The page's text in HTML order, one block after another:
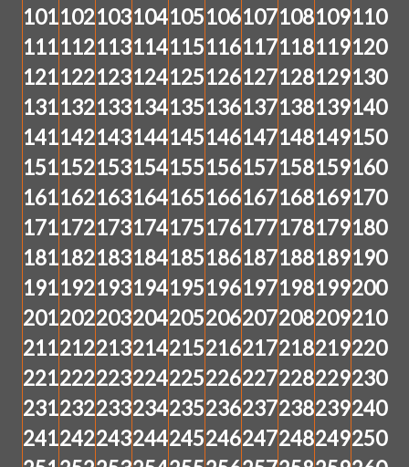
101102103104105106107108109110
111112113114115116117118119120
121122123124125126127128129130
131132133134135136137138139140
141142143144145146147148149150
151152153154155156157158159160
161162163164165166167168169170
171172173174175176177178179180
181182183184185186187188189190
191192193194195196197198199200
201202203204205206207208209210
211212213214215216217218219220
221222223224225226227228229230
231232233234235236237238239240
241242243244245246247248249250